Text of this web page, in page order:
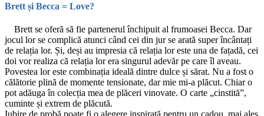
Brett și Becca = Love?
Brett se oferă să fie partenerul închipuit al frumoasei Becca. Dar
jocul lor se complică atunci când cei din jur se arată super încântați
de relația lor. Și, deși au impresia că relația lor este una de fațadă, cei
doi vor realiza că relația lor era singurul adevăr pe care îl aveau.
Povestea lor este combinația ideală dintre dulce și sărat. Nu a fost o
călătorie plină de momente tensionate, dar mie mi-a plăcut. Chiar o
pot adăuga în colecția mea de plăceri vinovate. O carte „cinstită”,
cuminte și extrem de plăcută.
Iubire de probă poate fi o alegere inspirată pentru un cadou, mai ales